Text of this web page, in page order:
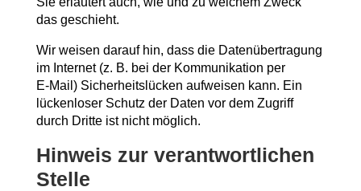
das geschieht.
Wir wei­sen dar­auf hin, dass die Daten­über­tra­gung
im Inter­net (z. B. bei der Kom­mu­ni­ka­ti­on per
E‑Mail) Sicher­heits­lü­cken auf­wei­sen kann. Ein
lücken­lo­ser Schutz der Daten vor dem Zugriff
durch Drit­te ist nicht möglich.
Hin­weis zur ver­ant­wort­li­chen
Stelle